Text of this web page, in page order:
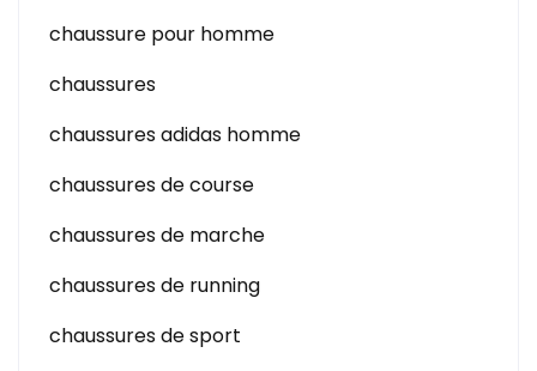
chaussure pour homme
chaussures
chaussures adidas homme
chaussures de course
chaussures de marche
chaussures de running
chaussures de sport